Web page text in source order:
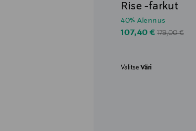
Rise -farkut
40% Alennus
Discounted Price
107,40 €Original Price
179,00 €
ValitseVäri